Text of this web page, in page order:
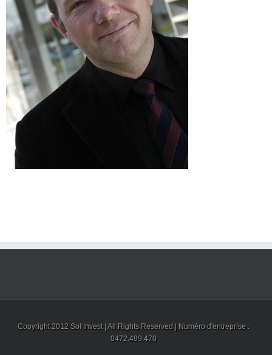
Copyright 2012 Sol Invest | All Rights Reserved | Numéro d'entreprise :
0472.499.470